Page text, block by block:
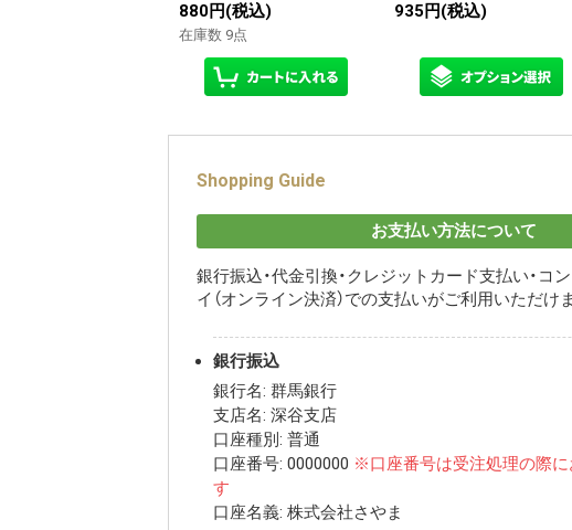
880円(税込)
在庫数 9点
935円(税込)
Shopping Guide
お支払い方法について
銀行振込・代金引換・クレジットカード支払い・コ
イ（オンライン決済）での支払いがご利用いただけ
銀行振込
銀行名: 群馬銀行
支店名: 深谷支店
口座種別: 普通
口座番号: 0000000 ※口座番号は受注処理の際に
す
口座名義: 株式会社さやま